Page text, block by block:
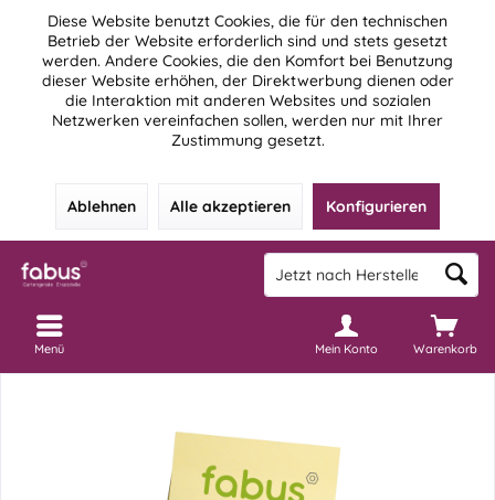
Diese Website benutzt Cookies, die für den technischen
Betrieb der Website erforderlich sind und stets gesetzt
werden. Andere Cookies, die den Komfort bei Benutzung
dieser Website erhöhen, der Direktwerbung dienen oder
die Interaktion mit anderen Websites und sozialen
Netzwerken vereinfachen sollen, werden nur mit Ihrer
Zustimmung gesetzt.
Ablehnen Alle akzeptieren Konfigurieren
Warenkorb
Mein Konto
Menü